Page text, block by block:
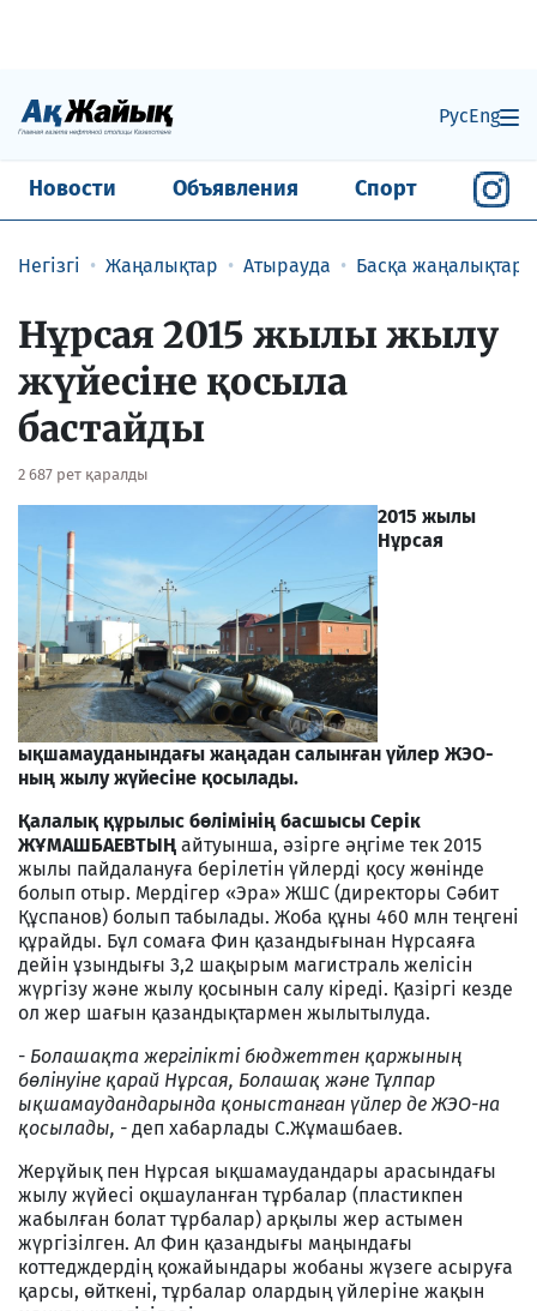
РусEng
Новости Объявления Спорт
Негізгі Жаңалықтар Атырауда Басқа жаңалықтар
Нұрсая 2015 жылы жылу
жүйесіне қосыла
бастайды
2 687 рет қаралды
2015 жылы
Нұрсая
ықшамауданындағы жаңадан салынған үйлер ЖЭО-
ның жылу жүйесіне қосылады.
Қалалық құрылыс бөлімінің басшысы Серік
ЖҰМАШБАЕВТЫҢ айтуынша, әзірге әңгіме тек 2015
жылы пайдалануға берілетін үйлерді қосу жөнінде
болып отыр. Мердігер «Эра» ЖШС (директоры Сәбит
Құспанов) болып табылады. Жоба құны 460 млн теңгені
құрайды. Бұл сомаға Фин қазандығынан Нұрсаяға
дейін ұзындығы 3,2 шақырым магистраль желісін
жүргізу және жылу қосынын салу кіреді. Қазіргі кезде
ол жер шағын қазандықтармен жылытылуда.
- Болашақта жергілікті бюджеттен қаржының
бөлінуіне қарай Нұрсая, Болашақ және Тұлпар
ықшамаудандарында қоныстанған үйлер де ЖЭО-на
қосылады, - деп хабарлады С.Жұмашбаев.
Жерұйық пен Нұрсая ықшамаудандары арасындағы
жылу жүйесі оқшауланған тұрбалар (пластикпен
жабылған болат тұрбалар) арқылы жер астымен
жүргізілген. Ал Фин қазандығы маңындағы
коттедждердің қожайындары жобаны жүзеге асыруға
қарсы, өйткені, тұрбалар олардың үйлеріне жақын